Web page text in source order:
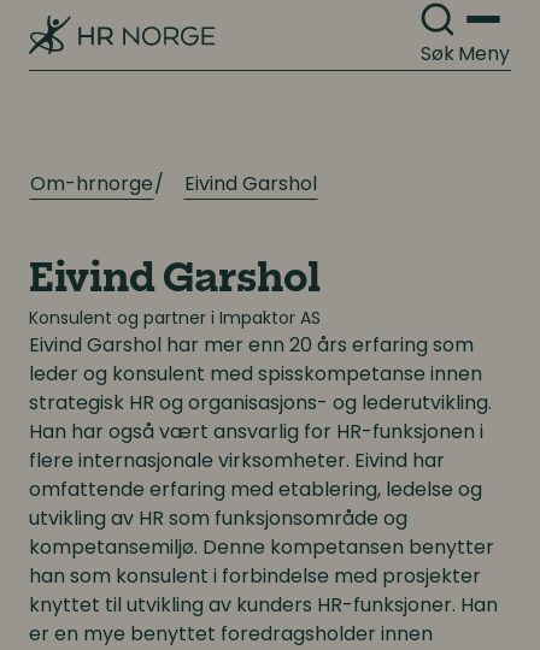
SøkMeny
Om-hrnorge Eivind Garshol
Eivind Garshol
Konsulent og partner i Impaktor AS
Eivind Garshol har mer enn 20 års erfaring som
leder og konsulent med spisskompetanse innen
strategisk HR og organisasjons- og lederutvikling.
Han har også vært ansvarlig for HR-funksjonen i
flere internasjonale virksomheter. Eivind har
omfattende erfaring med etablering, ledelse og
utvikling av HR som funksjonsområde og
kompetansemiljø. Denne kompetansen benytter
han som konsulent i forbindelse med prosjekter
knyttet til utvikling av kunders HR-funksjoner. Han
er en mye benyttet foredragsholder innen